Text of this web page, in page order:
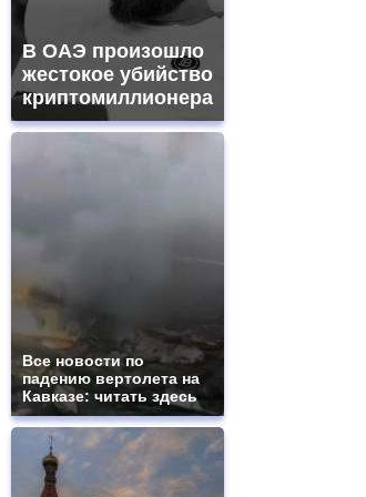
В ОАЭ произошло
жестокое убийство
криптомиллионера
Все новости по
падению вертолета на
Кавказе: читать здесь